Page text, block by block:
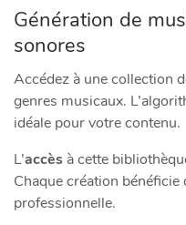
Génération de
sonores
Accédez à une collection
genres musicaux.
idéale pour votre contenu.
L’accès à cette
Chaque création bénéficie
professionnelle.